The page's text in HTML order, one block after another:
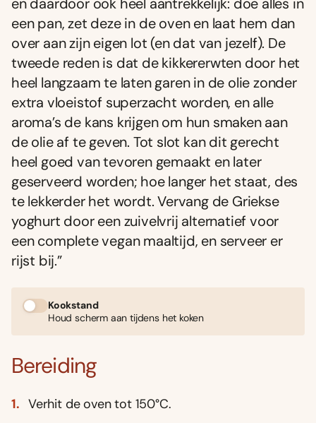
een pan, zet deze in de oven en laat hem dan
over aan zijn eigen lot (en dat van jezelf). De
tweede reden is dat de kikkererwten door het
heel langzaam te laten garen in de olie zonder
extra vloeistof superzacht worden, en alle
aroma’s de kans krijgen om hun smaken aan
de olie af te geven. Tot slot kan dit gerecht
heel goed van tevoren gemaakt en later
geserveerd worden; hoe langer het staat, des
te lekkerder het wordt. Vervang de Griekse
yoghurt door een zuivelvrij alternatief voor
een complete vegan maaltijd, en serveer er
rijst bij.”
Kookstand
Houd scherm aan tijdens het koken
Bereiding
Verhit de oven tot 150°C.